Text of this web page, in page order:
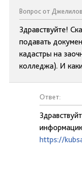
Вопрос от
Здравствуйте!
подавать
кадастры на
колледжа). И
Ответ:
https://